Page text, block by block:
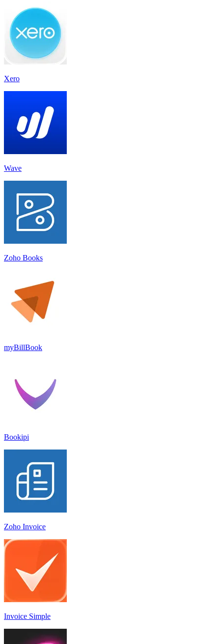
Xero
Wave
Zoho Books
myBillBook
Bookipi
Zoho Invoice
Invoice Simple